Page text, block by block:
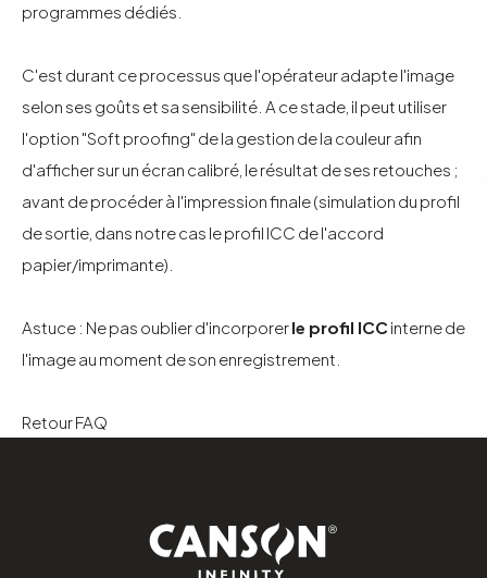
programmes dédiés.
C'est durant ce processus que l'opérateur adapte l'image
selon ses goûts et sa sensibilité. A ce stade, il peut utiliser
l'option "Soft proofing" de la gestion de la couleur afin
d'afficher sur un écran calibré, le résultat de ses retouches ;
avant de procéder à l'impression finale (simulation du profil
de sortie, dans notre cas le profil ICC de l'accord
papier/imprimante).
Astuce : Ne pas oublier d'incorporerle profil ICC interne de
l'image au moment de son enregistrement.
Retour FAQ